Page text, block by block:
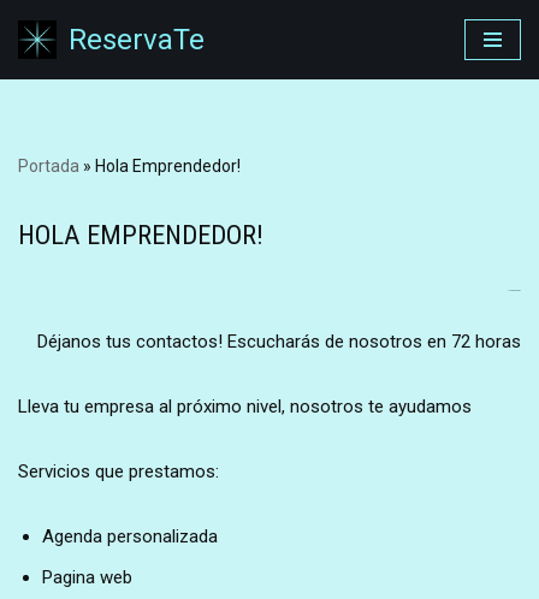
Saltar
ReservaTe
Portada » Hola Emprendedor!
HOLA EMPRENDEDOR!
Déjanos tus contactos! Escucharás de nosotros en 72 horas
Lleva tu empresa al próximo nivel, nosotros te ayudamos
Servicios que prestamos:
Agenda personalizada
Pagina web